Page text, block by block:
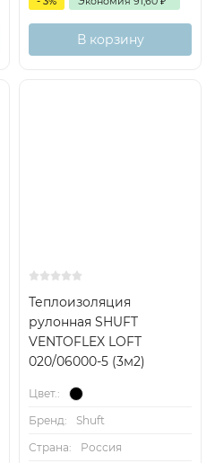
В корзину
Теплоизоляция
рулонная SHUFT
VENTOFLEX LOFT
020/06000-5 (3м2)
Цвет.:
Бренд:
Shuft
Страна:
Россия